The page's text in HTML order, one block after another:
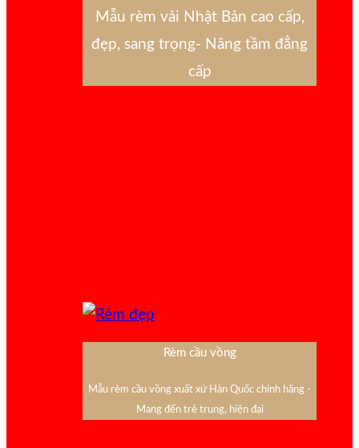
Mẫu rèm vải Nhật Bản cao cấp,
đẹp, sang trọng- Nâng tầm đẳng
cấp
Rèm cầu vồng
Mẫu rèm cầu vồng xuất xứ Hàn Quốc chính hãng -
Mang đến trẻ trung, hiện đại